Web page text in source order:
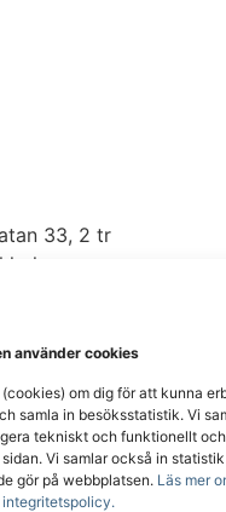
använder cookies
om dig för att kunna
samla in besöks­statistik. Vi
tekniskt och funktionellt
Vi samlar också in
gör på webbplatsen. Läs mer
33, 2 tr